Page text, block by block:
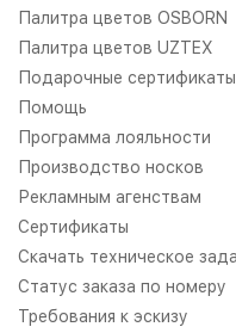
Палитра цветов OSBORN
Палитра цветов UZTEX
Подарочные сертификаты
Помощь
Программа лояльности
Производство носков
Рекламным агенствам
Сертификаты
Скачать техническое
Статус заказа по номеру
Требования к эскизу